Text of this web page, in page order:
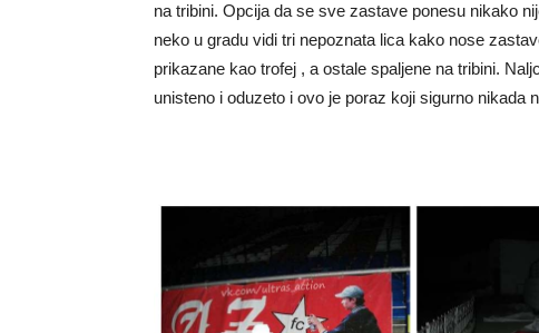
na tribini. Opcija da se sve zastave ponesu nikako
neko u gradu vidi tri nepoznata lica kako nose
prikazane kao trofej , a ostale spaljene na tribini.
unisteno i oduzeto i ovo je poraz koji sigurno nikada